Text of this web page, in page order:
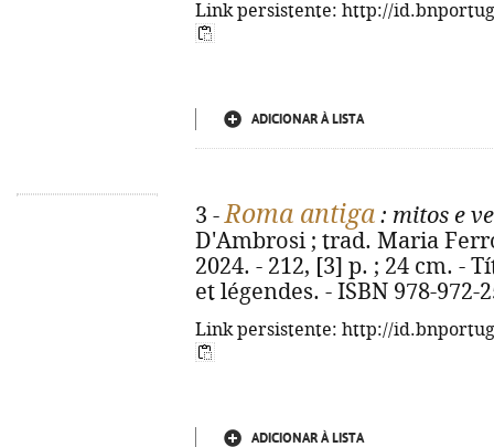
Link persistente: http://
ADICIONAR À LISTA
3 -Roma antiga : mitos e
D'Ambrosi ; trad. Maria
2024. - 212, [3] p. ; 24 cm. -
et légendes. - ISBN 978-972-
Link persistente: http://
ADICIONAR À LISTA